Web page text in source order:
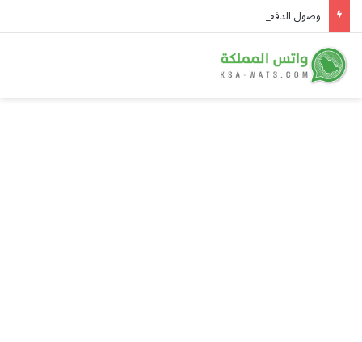
وصول الدفعة الثانية والسبعين من العائدين الفلسطينيين إلى رفح